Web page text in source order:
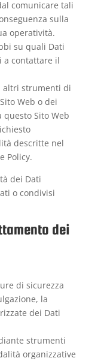
comunicare tali
sulla
operatività.
su quali Dati
a contattare il
altri strumenti di
Web o dei
Sito Web
descritte nel
Policy.
dei Dati
o condivisi
dei
di sicurezza
la
dei Dati
strumenti
organizzative